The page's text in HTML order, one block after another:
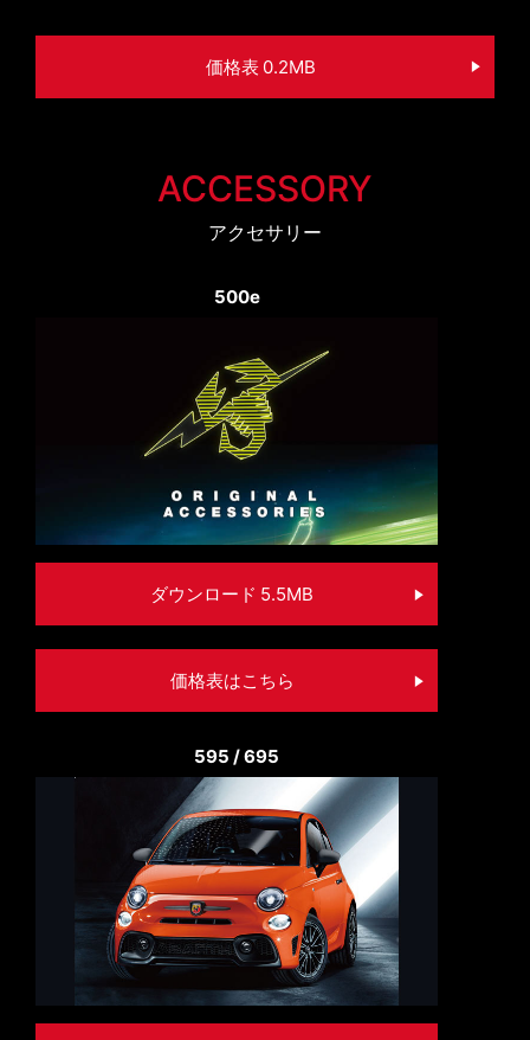
価格表 0.2MB
ACCESSORY
アクセサリー
500e
ダウンロード 5.5MB
価格表はこちら
595 / 695